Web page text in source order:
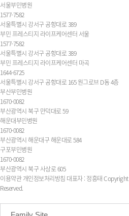
서울부민병원
1577-7582
서울특별시 강서구 공항대로 389
부민 프레스티지 라이프케어센터 서울
1577-7582
서울특별시 강서구 공항대로 389
부민 프레스티지 라이프케어센터 마곡
1644-6725
서울특별시 강서구 공항대로 165 원그로브 D동 4층
부산부민병원
1670-0082
부산광역시 북구 만덕대로 59
해운대부민병원
1670-0082
부산광역시 해운대구 해운대로 584
구포부민병원
1670-0082
부산광역시 북구 사상로 605
이용약관 개인정보처리방침 대표자 : 정흥태Copyright
Reserved.